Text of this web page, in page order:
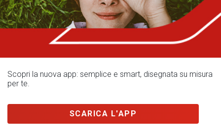
Scopri la nuova app: semplice e smart, disegnata su misura
per te.
SCARICA L'APP